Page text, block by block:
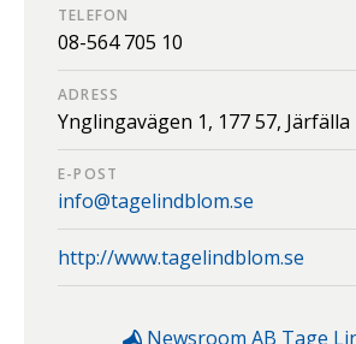
TELEFON
08-564 705 10
ADRESS
Ynglingavägen 1, 177 57, Järfälla
E-POST
info@tagelindblom.se
http://www.tagelindblom.se
Newsroom AB Tage